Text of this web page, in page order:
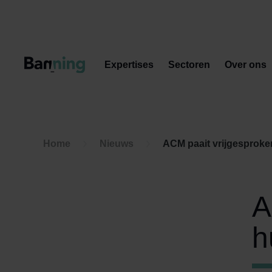
Expertises Sectoren Over ons
Home Nieuws ACM paait